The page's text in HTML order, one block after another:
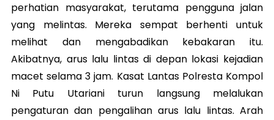
perhatian masyarakat, terutama pengguna jalan
yang melintas. Mereka sempat berhenti untuk
melihat dan mengabadikan kebakaran itu.
Akibatnya, arus lalu lintas di depan lokasi kejadian
macet selama 3 jam. Kasat Lantas Polresta Kompol
Ni Putu Utariani turun langsung melalukan
pengaturan dan pengalihan arus lalu lintas. Arah